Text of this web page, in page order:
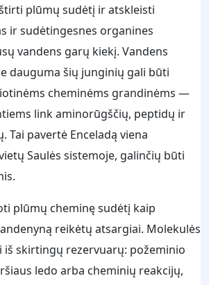
plūmų sudėtį ir atskleisti
ir sudėtingesnes organines
vandens garų kiekį. Vandens
dauguma šių junginių gali būti
cheminėms grandinėms —
link aminorūgščių, peptidų ir
Tai pavertė Enceladą viena
Saulės sistemoje, galinčių būti
plūmų cheminę sudėtį kaip
reikėtų atsargiai. Molekulės
iš skirtingų rezervuarų: požeminio
ledo arba cheminių reakcijų,